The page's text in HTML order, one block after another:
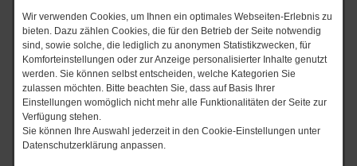
Wir verwenden Cookies, um Ihnen ein optimales Webseiten-Erlebnis zu
bieten. Dazu zählen Cookies, die für den Betrieb der Seite notwendig
sind, sowie solche, die lediglich zu anonymen Statistikzwecken, für
Komforteinstellungen oder zur Anzeige personalisierter Inhalte genutzt
werden. Sie können selbst entscheiden, welche Kategorien Sie
zulassen möchten. Bitte beachten Sie, dass auf Basis Ihrer
Einstellungen womöglich nicht mehr alle Funktionalitäten der Seite zur
Verfügung stehen.
Sie können Ihre Auswahl jederzeit in den Cookie-Einstellungen unter
Datenschutzerklärung anpassen.
News-Ticker
Immer auf dem Laufenden? +